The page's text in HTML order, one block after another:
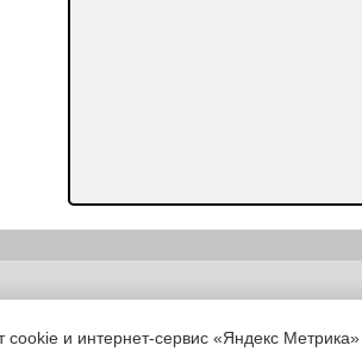
Copyright
cookie и интернет-сервис «Яндекс